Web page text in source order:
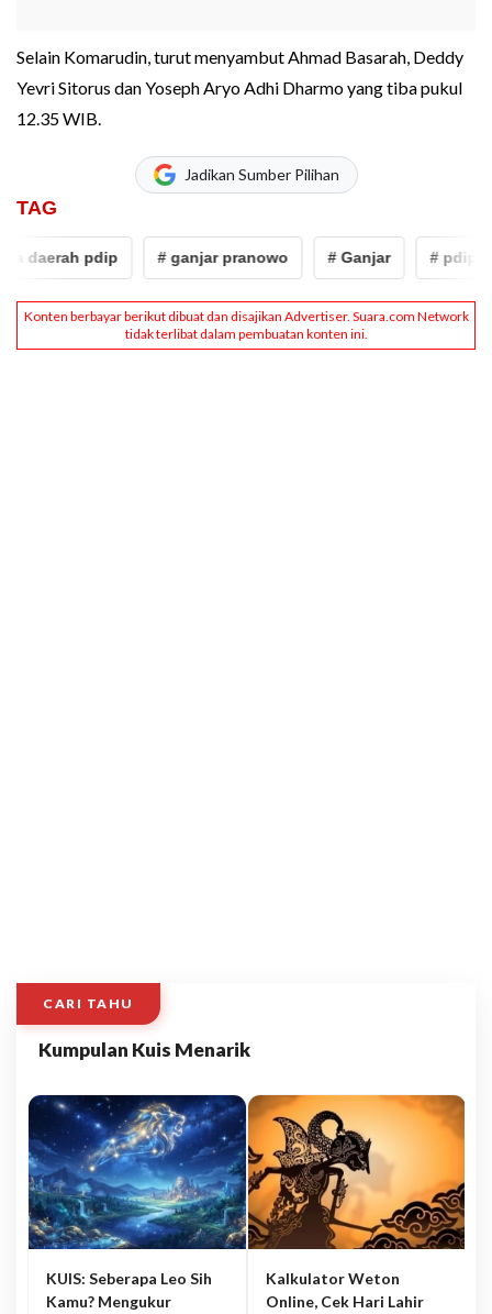
Selain Komarudin, turut menyambut Ahmad Basarah, Deddy
Yevri Sitorus dan Yoseph Aryo Adhi Dharmo yang tiba pukul
12.35 WIB.
Jadikan Sumber Pilihan
TAG
pdip # ganjar pranowo # Ganjar # pdip
CARI TAHU
Kumpulan Kuis Menarik
KUIS: Seberapa Leo Sih
Kamu? Mengukur
Kalkulator Weton
Online, Cek Hari Lahir